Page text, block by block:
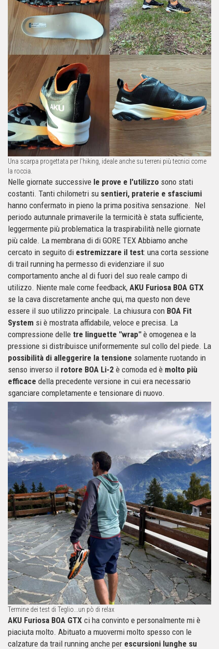
Una scarpa progettata per l'hiking, ideale anche su terreni più tecnici come
la roccia.
Nelle giornate successive le prove e l'utilizzo sono stati
costanti. Tanti chilometri su sentieri, praterie e sfasciumi
hanno confermato in pieno la prima positiva sensazione. Nel
periodo autunnale primaverile la termicità è stata sufficiente,
leggermente più problematica la traspirabilità nelle giornate
più calde. La membrana di di GORE TEX Abbiamo anche
cercato in seguito di estremizzare il test: una corta sessione
di trail running ha permesso di evidenziare il suo
comportamento anche al di fuori del suo reale campo di
utilizzo. Niente male come feedback, AKU Furiosa BOA GTX
se la cava discretamente anche qui, ma questo non deve
essere il suo utilizzo principale. La chiusura con BOA Fit
System si è mostrata affidabile, veloce e precisa. La
compressione delle tre linguette "wrap" è omogenea e la
pressione si distribuisce uniformemente sul collo del piede. La
possibilità di alleggerire la tensione solamente ruotando in
senso inverso il rotore BOA Li-2 è comoda ed è molto più
efficace della precedente versione in cui era necessario
sganciare completamente e tensionare di nuovo.
Termine dei test di Teglio...un pò di relax
AKU Furiosa BOA GTX ci ha convinto e personalmente mi è
piaciuta molto. Abituato a muovermi molto spesso con le
calzature da trail running anche per escursioni lunghe su